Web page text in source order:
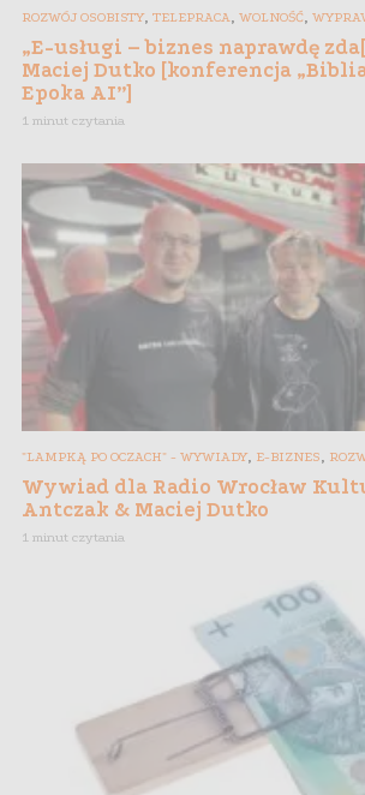
ROZWÓJ OSOBISTY, TELEPRACA, WOLNOŚĆ,
„E-usługi – biznes naprawdę
Maciej Dutko [konferencja
Epoka AI”]
1 minut czytania
"LAMPKĄ PO OCZACH" - WYWIADY, E-BIZNES
Wywiad dla Radio Wrocław
Antczak & Maciej Dutko
1 minut czytania